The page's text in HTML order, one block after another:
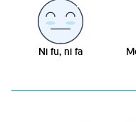
Ni fu, ni fa